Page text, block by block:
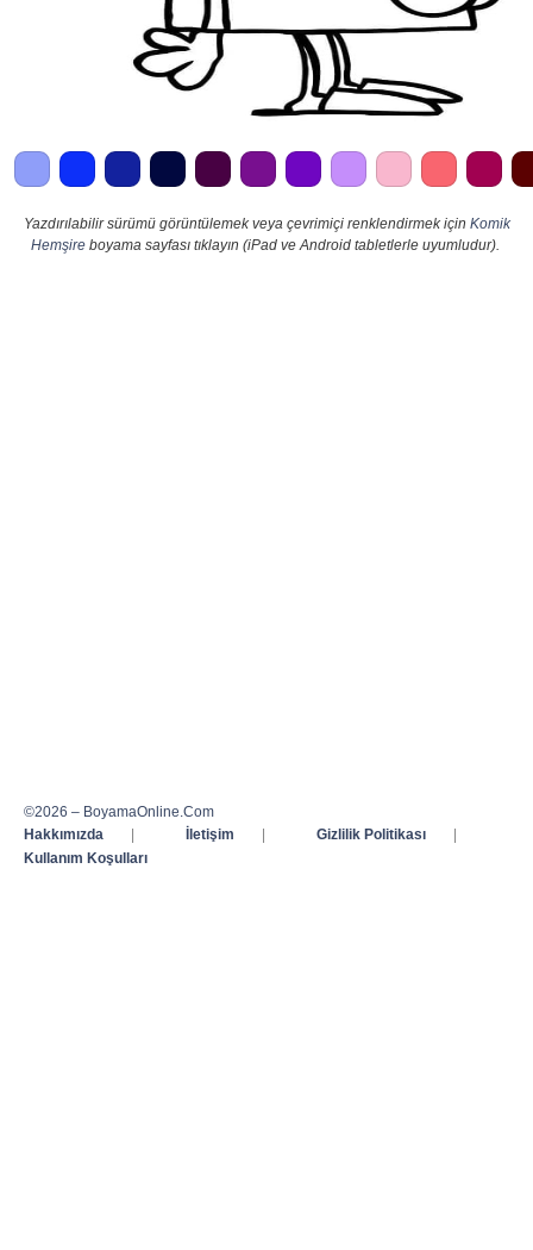
Yazdırılabilir sürümü görüntülemek veya çevrimiçi renklendirmek için Komik
Hemşireboyama sayfası tıklayın (iPad ve Android tabletlerle uyumludur).
©2026 – BoyamaOnline.Com
Hakkımızda
| İletişim | Gizlilik Politikası
|
Kullanım Koşulları